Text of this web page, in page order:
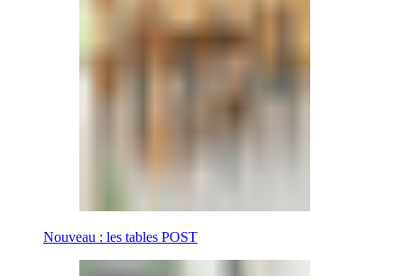
Nouveau : les tables POST